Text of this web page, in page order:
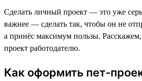
Сделать личный проект — это уже
важнее — сделать так, чтобы он не
а принёс максимум пользы. Расскажем,
проект работодателю.
Как оформить пет-